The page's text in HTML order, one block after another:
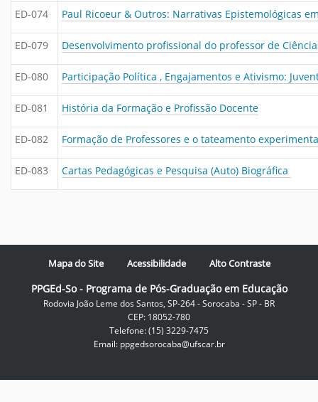
ED-074 Paul Ricoeur & Outros: Narrativas Epistemológicas
ED-079 Desenvolvimento profissional do professor de
ED-080 Participação Política , Engajamentos e Ativismo:
ED-081 História da Formação e Profissão Docente
ED-082 Formação de Professores e o tateamento
ED-083 Cartas Pedagógicas e Pesquisa (Auto) Biográfica
Mapa do Site Acessibilidade Alto Contraste
PPGEd-So - Programa de Pós-Graduação em Educação
Rodovia João Leme dos Santos, SP-264 - Sorocaba - SP - BR
CEP: 18052-780
Telefone: (15) 3229-7475
Email: ppgedsorocaba@ufscar.br